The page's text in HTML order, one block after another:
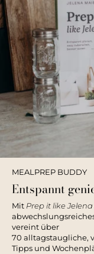
MEALPREP BUDDY
Entspannt
Mit Prep it like Jelena
vereint über
70 alltagstaugliche,
Tipps und